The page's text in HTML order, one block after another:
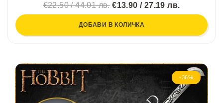
€22.50 / 44.01 лв.€13.90 / 27.19 лв.
ДОБАВИ В КОЛИЧКА
-36%